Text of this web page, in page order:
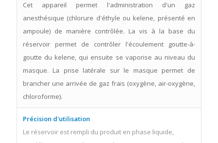
Cet appareil permet l'administration d'un gaz
anesthésique (chlorure d'éthyle ou kelene, présenté en
ampoule) de manière contrôlée. La vis à la base du
réservoir permet de contrôler l'écoulement goutte-à-
goutte du kelene, qui ensuite se vaporise au niveau du
masque. La prise latérale sur le masque permet de
brancher une arrivée de gaz frais (oxygène, air-oxygène,
chloroforme).
Précision d'utilisation
Le réservoir est rempli du produit en phase liquide,